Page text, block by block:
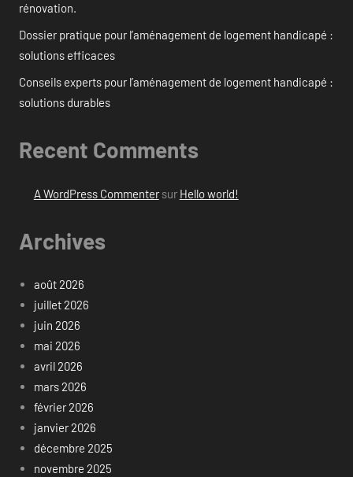
rénovation.
Dossier pratique pour l’aménagement de logement handicapé :
solutions efficaces
Conseils experts pour l’aménagement de logement handicapé :
solutions durables
Recent Comments
A WordPress Commentersur Hello world!
Archives
août 2026
juillet 2026
juin 2026
mai 2026
avril 2026
mars 2026
février 2026
janvier 2026
décembre 2025
novembre 2025